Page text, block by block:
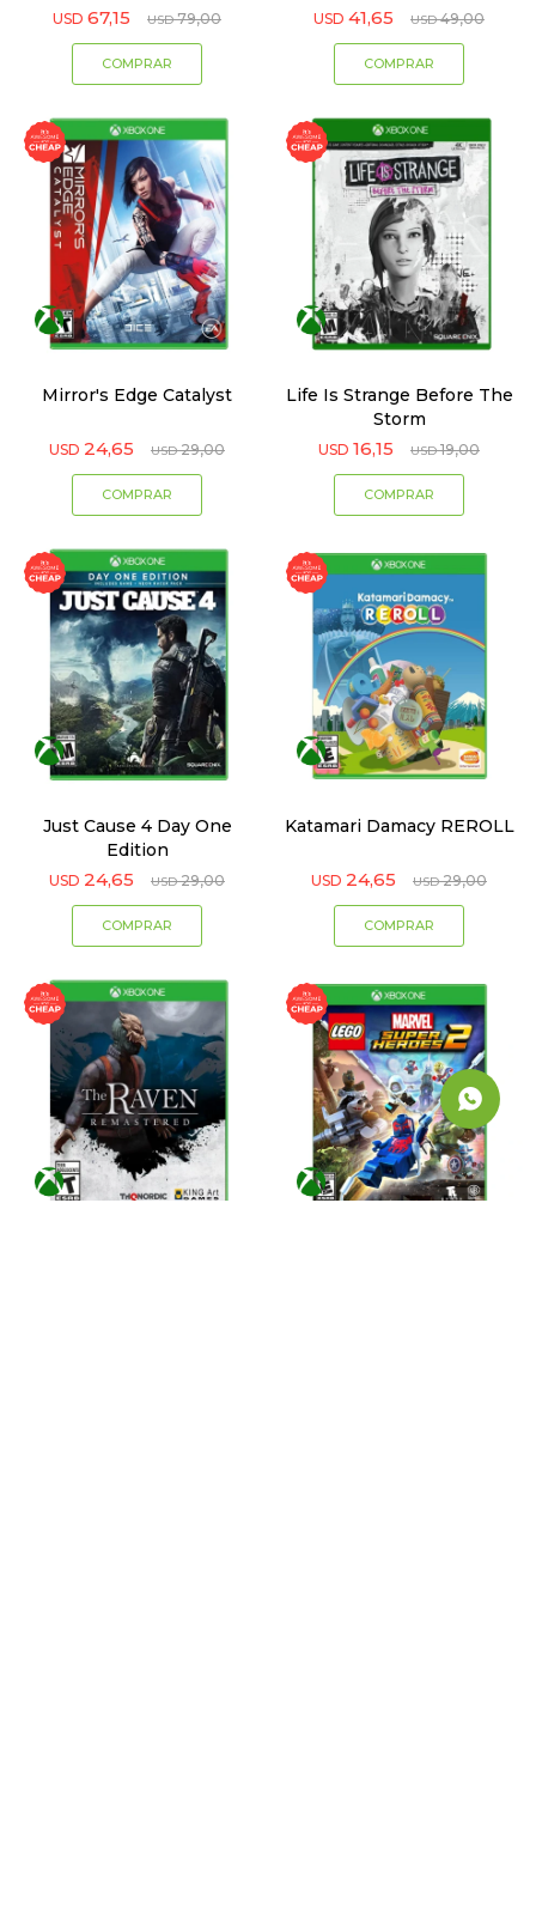
USD 67,15 USD 79,00 USD 41,65 USD 49,00
Mirror's Edge Catalyst
USD 24,65 USD 29,00
Life Is Strange Before The
Storm
USD 16,15 USD 19,00
Just Cause 4 Day One
Edition
USD 24,65 USD 29,00
Katamari Damacy REROLL
USD 24,65 USD 29,00